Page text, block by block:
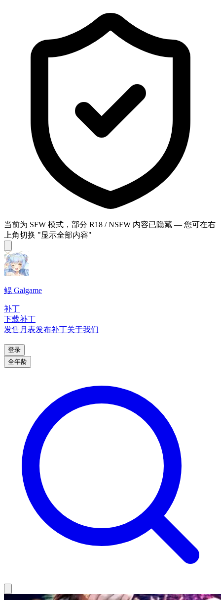
当前为 SFW 模式，部分 R18 / NSFW 内容已隐藏 — 您可在右
上角切换 "显示全部内容"
鲲 Galgame
补丁
下载补丁
发售月表发布补丁关于我们
登录
全年龄